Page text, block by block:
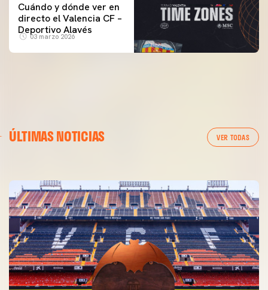
Cuándo y dónde ver en
directo el Valencia CF –
Deportivo Alavés
03 marzo 2026
ÚLTIMAS NOTICIAS VER TODAS
ENTRENAMIENTO DEL VALENCIA CF 6/8/2026